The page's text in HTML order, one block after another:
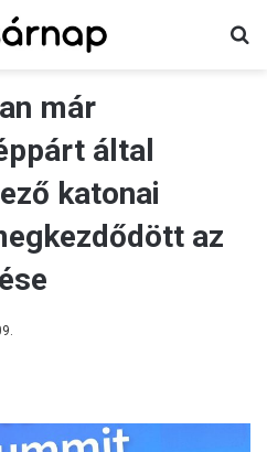
már
által
katonai
az